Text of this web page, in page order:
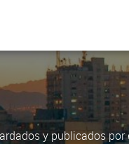
y publicados por